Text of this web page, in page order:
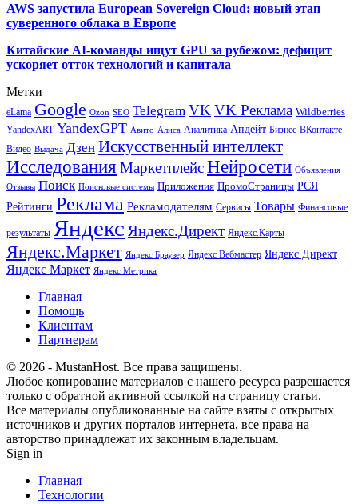
AWS запустила European Sovereign Cloud: новый этап
суверенного облака в Европе
Китайские AI-команды ищут GPU за рубежом: дефицит
ускоряет отток технологий и капитала
Метки
eLama Google Ozon SEO Telegram VK VK Реклама Wildberries
YandexART YandexGPT Авито Алиса Аналитика Апдейт Бизнес ВКонтакте
Видео Выдача Дзен Искусственный интеллект
Исследования МаркетплейсНейросети Объявления
Отзывы Поиск Поисковые системы Приложения ПромоСтраницы РСЯ
Рейтинги Реклама Рекламодателям Сервисы Товары Финансовые
результаты Яндекс Яндекс.Директ Яндекс.Карты
Яндекс.Маркет Яндекс Браузер Яндекс Вебмастер Яндекс Директ
Яндекс Маркет Яндекс Метрика
Главная
Помощь
Клиентам
Партнерам
© 2026 - MustanHost. Все права защищены.
Любое копирование материалов с нашего ресурса разрешается
только с обратной активной ссылкой на страницу статьи.
Все материалы опубликованные на сайте взяты с открытых
источников и других порталов интернета, все права на
авторство принадлежат их законным владельцам.
Sign in
Главная
Технологии